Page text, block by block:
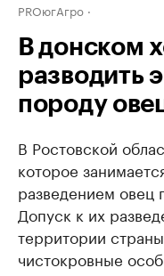
PROюгАгро
В донском
разводить
породу
В Ростовской
которое
разведением овец
Допуск к их
территории
чистокровные